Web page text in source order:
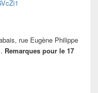
rue Eugène Philippe
Remarques pour le 17